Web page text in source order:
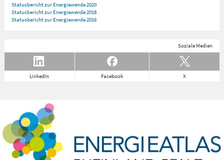
Statusbericht zur Energiewende 2020
Statusbericht zur Energiewende 2018
Statusbericht zur Energiewende 2016
Soziale Medien
LinkedIn Facebook X